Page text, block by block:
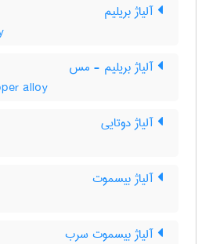
آلیاژ بریلیم
آلیاژ بریلیم - مس
alloy
آلیاژ دوتایی
آلیاژ بیسموت
آلیاژ بیسموت سرب